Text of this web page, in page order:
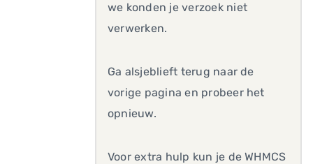
we konden je verzoek niet
verwerken.
Ga alsjeblieft terug naar de
vorige pagina en probeer het
opnieuw.
Voor extra hulp kun je de WHMCS